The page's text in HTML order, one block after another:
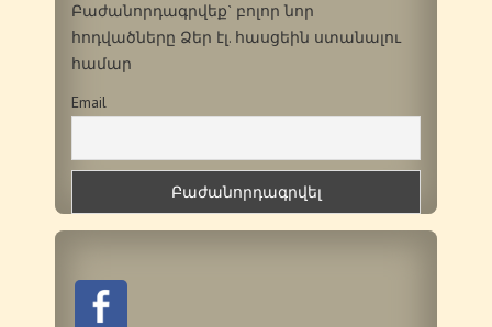
Բաժանորդագրվեք` բոլոր նոր
հոդվածները Ձեր էլ. հասցեին ստանալու
համար
Email